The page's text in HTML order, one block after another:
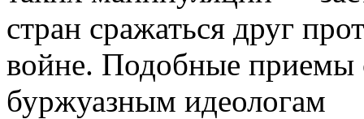
стран сражаться друг
войне. Подобные приемы
буржуазным идеологам